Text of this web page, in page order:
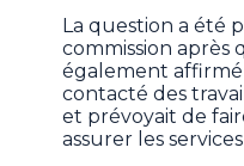
La question a été
commission après
également
contacté des
et prévoyait de
assurer les